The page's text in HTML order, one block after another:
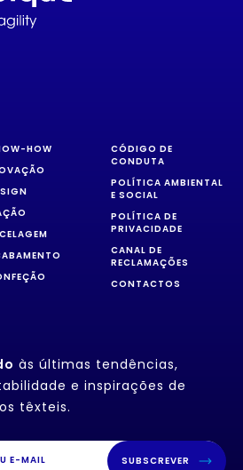
HOW
CÓDIGO DE
CONDUTA
POLÍTICA AMBIENTAL
E SOCIAL
POLÍTICA DE
PRIVACIDADE
CANAL DE
RECLAMAÇÕES
CONTACTOS
às últimas tendências,
e inspirações de
têxteis.
SUBSCREVER